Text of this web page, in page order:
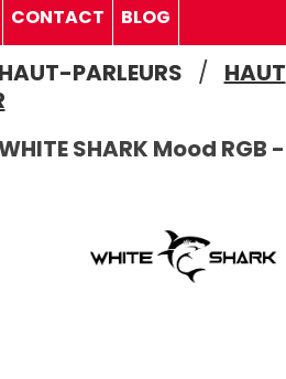
CONTACT BLOG
HAUT-PARLEURS
HAUT
SHARK Mood RGB -